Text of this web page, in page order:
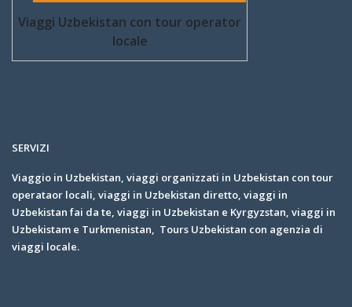
Viaggi Uzbekistan con tour operator
locale
SERVIZI
Viaggio in Uzbekistan, viaggi organizzati in Uzbekistan con tour
operataor locali, viaggi in Uzbekistan diretto, viaggi in
Uzbekistan fai da te, viaggi in Uzbekistan e Kyrgyzstan, viaggi in
Uzbekistam e Turkmenistan, Tours Uzbekistan con agenzia di
viaggi locale.